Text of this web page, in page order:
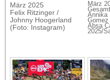
März 2025
Felix Ritzinger /
Johnny Hoogerland
(Foto: Instagram)
März
Annika
Gomez
Absa
2025/